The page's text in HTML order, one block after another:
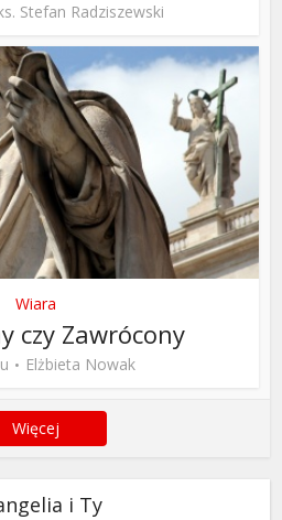
Stefan Radziszewski
Wiara
czy Zawrócony
Elżbieta Nowak
Więcej
i Ty